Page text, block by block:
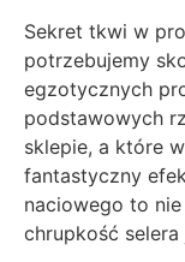
Sekret tkwi w
potrzebujemy
egzotycznych
podstawowych
sklepie, a które
fantastyczny
naciowego to
chrupkość